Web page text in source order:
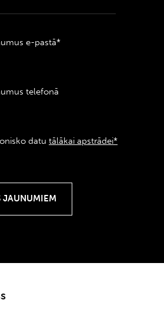
e-pastā*
telefonā
datu tālākai apstrādei*